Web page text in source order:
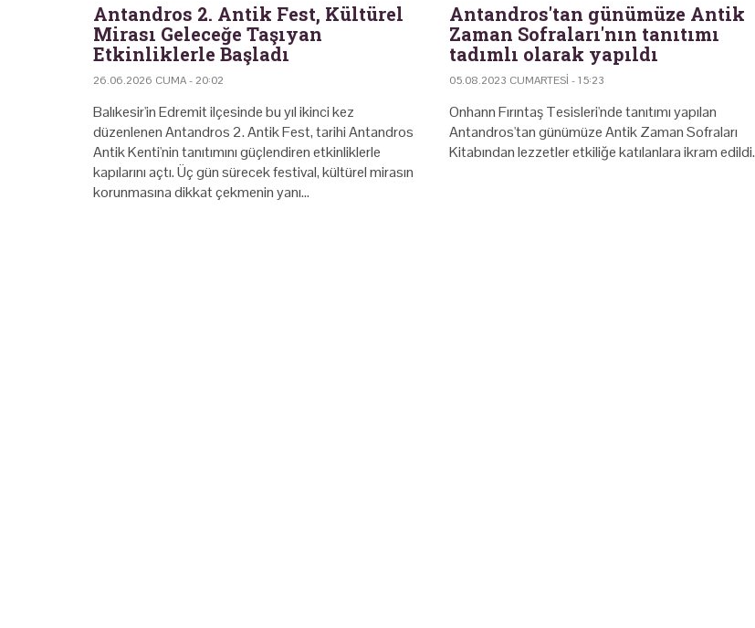
Antandros 2. Antik Fest, Kültürel
Mirası Geleceğe Taşıyan
Etkinliklerle Başladı
26.06.2026 CUMA - 20:02
Balıkesir'in Edremit ilçesinde bu yıl ikinci kez
düzenlenen Antandros 2. Antik Fest, tarihi Antandros
Antik Kenti'nin tanıtımını güçlendiren etkinliklerle
kapılarını açtı. Üç gün sürecek festival, kültürel mirasın
korunmasına dikkat çekmenin yanı…
Antandros'tan günümüze Antik
Zaman Sofraları'nın tanıtımı
tadımlı olarak yapıldı
05.08.2023 CUMARTESI - 15:23
Onhann Fırıntaş Tesisleri'nde tanıtımı yapılan
Antandros'tan günümüze Antik Zaman Sofraları
Kitabından lezzetler etkiliğe katılanlara ikram edildi.